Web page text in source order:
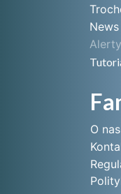
News
Alerty
O nas